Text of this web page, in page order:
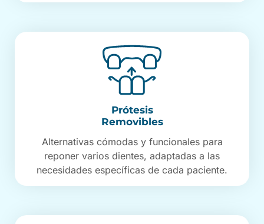
Prótesis
Removibles
Alternativas cómodas y funcionales para
reponer varios dientes, adaptadas a las
necesidades específicas de cada paciente.